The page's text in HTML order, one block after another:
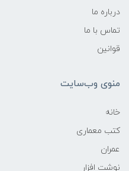
درباره ما
تماس با ما
قوانین
منوی وب‌سایت
خانه
کتب معماری
عمران
نوشت افزار